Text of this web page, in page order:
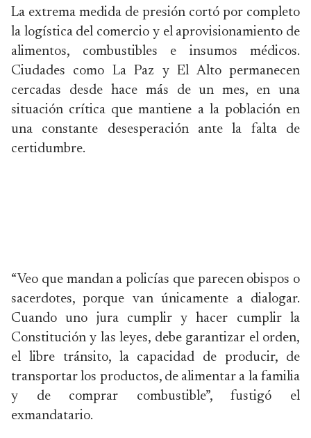
La extrema medida de presión cortó por completo
la logística del comercio y el aprovisionamiento de
alimentos, combustibles e insumos médicos.
Ciudades como La Paz y El Alto permanecen
cercadas desde hace más de un mes, en una
situación crítica que mantiene a la población en
una constante desesperación ante la falta de
certidumbre.
“Veo que mandan a policías que parecen obispos o
sacerdotes, porque van únicamente a dialogar.
Cuando uno jura cumplir y hacer cumplir la
Constitución y las leyes, debe garantizar el orden,
el libre tránsito, la capacidad de producir, de
transportar los productos, de alimentar a la familia
y de comprar combustible”, fustigó el
exmandatario.